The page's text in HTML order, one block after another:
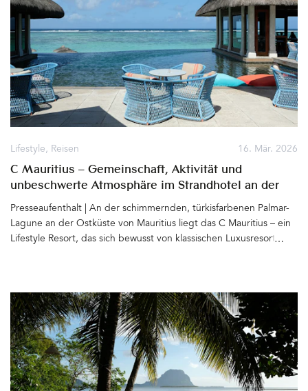
ab und verbannte die Mutter seiner drei gemeinsamen Kinder für
den Rest ihres Lebens auf die Burg Stolpen, wo sie 1733 starb.
Noch heute scheint der Geist der Gräfin Cosel über dem
Taschenbergpalais, dem heutigen Hotel Taschenbergpalais
Kempinski Dresden, zu schweben&hellip
16. Mär. 2026
Lifestyle, Reisen
C Mauritius – Gemeinschaft, Aktivität und
unbeschwerte Atmosphäre im Strandhotel an der
Palmar-Lagune
Presseaufenthalt | An der schimmernden, türkisfarbenen Palmar-
Lagune an der Ostküste von Mauritius liegt das C Mauritius – ein
Lifestyle Resort, das sich bewusst von klassischen Luxusresorts der